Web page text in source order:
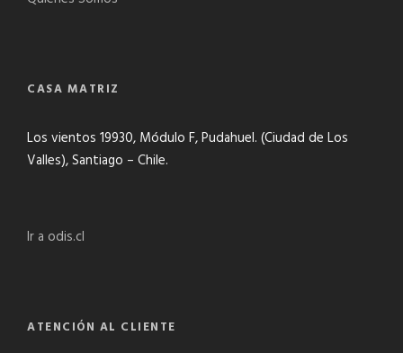
CASA MATRIZ
Los vientos 19930, Módulo F, Pudahuel. (Ciudad de Los
Valles), Santiago – Chile.
Ir a odis.cl
ATENCIÓN AL CLIENTE